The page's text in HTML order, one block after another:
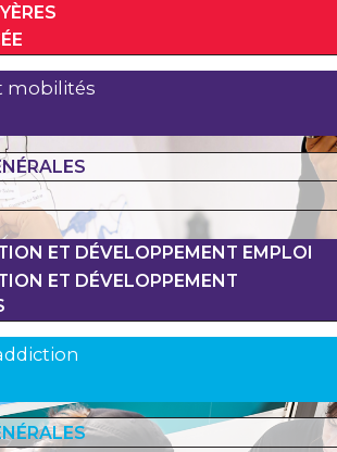
mobilités
ET DÉVELOPPEMENT EMPLOI
ET DÉVELOPPEMENT